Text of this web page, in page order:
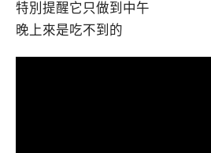
特別提醒它只做到中午
晚上來是吃不到的